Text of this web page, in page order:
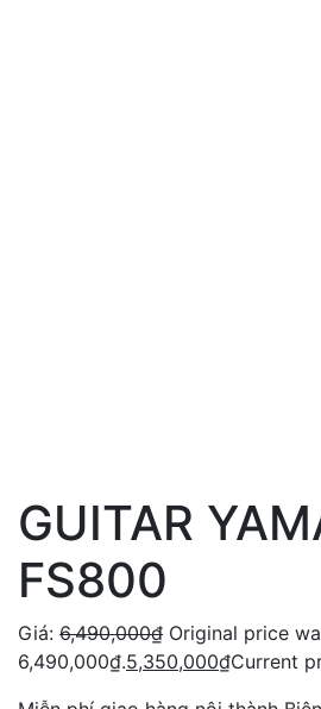
GUITAR
FS800
Giá: 6,490,000₫ Original price
6,490,000₫.5,350,000₫Current